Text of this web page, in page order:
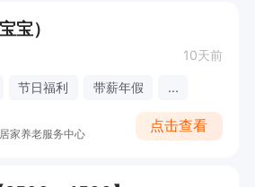
宝）
10天前
节日福利 带薪年假 ...
家养老服务中心
点击查看